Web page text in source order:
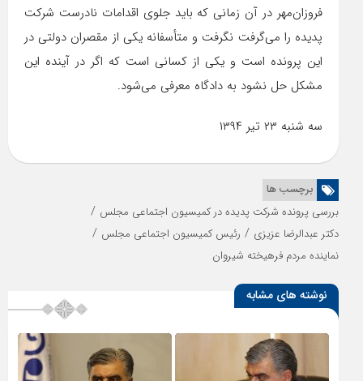
فروزان‌مهر در آن زمانی که باید جلوی اقدامات نادرست شرکت
پدیده را می‌گرفت نگرفت و متأسفانه یکی از مقصران دولتی در
این پرونده است و یکی از کسانی است که اگر در آینده این
مشکل حل نشود به دادگاه معرفی می‌شود.
سه شنبه ۲۳ تیر ۱۳۹۴
برچسب ها
بررسی پرونده شرکت پدیده در کمیسیون اجتماعی مجلس /
دکتر عبدالرضا عزیزی / رئیس کمیسیون اجتماعی مجلس /
نماینده مردم فرهیخته شیروان
نوشته های مشابه